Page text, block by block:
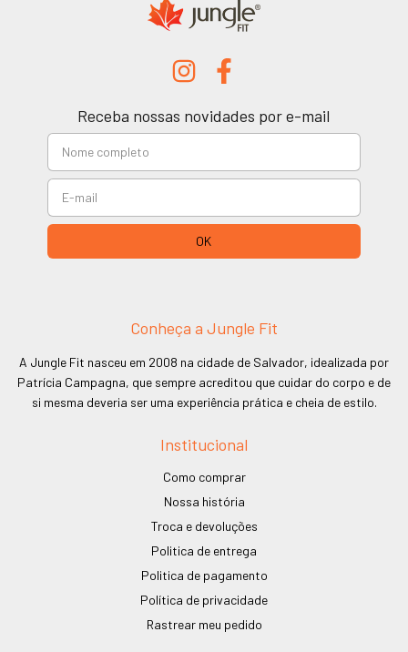
Receba nossas novidades por e-mail
Conheça a Jungle Fit
A Jungle Fit nasceu em 2008 na cidade de Salvador, idealizada por
Patrícia Campagna, que sempre acreditou que cuidar do corpo e de
si mesma deveria ser uma experiência prática e cheia de estilo.
Institucional
Como comprar
Nossa história
Troca e devoluções
Politica de entrega
Politica de pagamento
Política de privacidade
Rastrear meu pedido